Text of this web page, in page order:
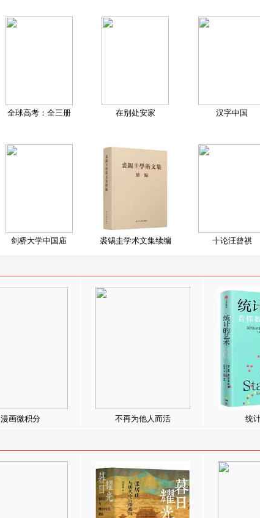
全球高考：全三册 在别处安家 汉字中国
剑桥大学中国庙 裘锡圭学术文集续编 十论汪曾祺
漫画微积分 不再为他人而活 统